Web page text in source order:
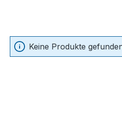
Keine Produkte